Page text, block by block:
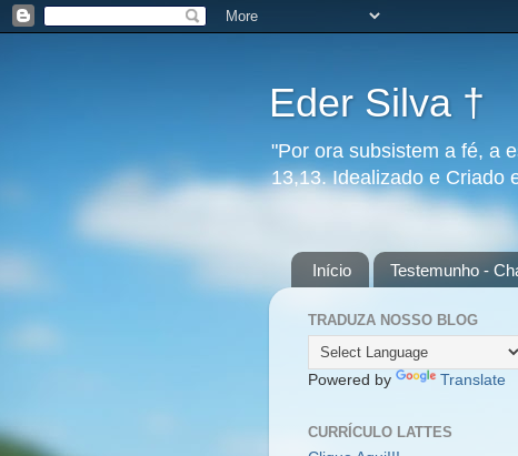
Eder Silva †
"Por ora subsistem a fé, a
13,13. Idealizado e Criado
Início Testemunho -
TRADUZA NOSSO BLOG
Powered by Translate
CURRÍCULO LATTES